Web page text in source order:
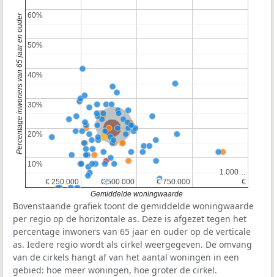
Nederland
Provincie Zuid-Holland
€ 250.000
€ 250.000 € 500.000
€ 500.000 € 750.000
€ 750.000 €
€
1.000…
1.000…
10%
10%
20%
20%
30%
30%
40%
40%
50%
50%
60%
60%
Gemiddelde woningwaarde
Percentage inwoners van 65 jaar en ouder
Bovenstaande grafiek toont de gemiddelde woningwaarde
per regio op de horizontale as. Deze is afgezet tegen het
percentage inwoners van 65 jaar en ouder op de verticale
as. Iedere regio wordt als cirkel weergegeven. De omvang
van de cirkels hangt af van het aantal woningen in een
gebied: hoe meer woningen, hoe groter de cirkel.